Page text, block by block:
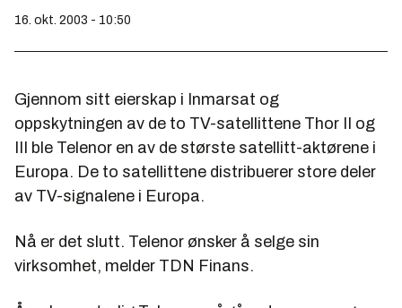
16. okt. 2003 - 10:50
Gjennom sitt eierskap i Inmarsat og
oppskytningen av de to TV-satellittene Thor II og
III ble Telenor en av de største satellitt-aktørene i
Europa. De to satellittene distribuerer store deler
av TV-signalene i Europa.
Nå er det slutt. Telenor ønsker å selge sin
virksomhet, melder TDN Finans.